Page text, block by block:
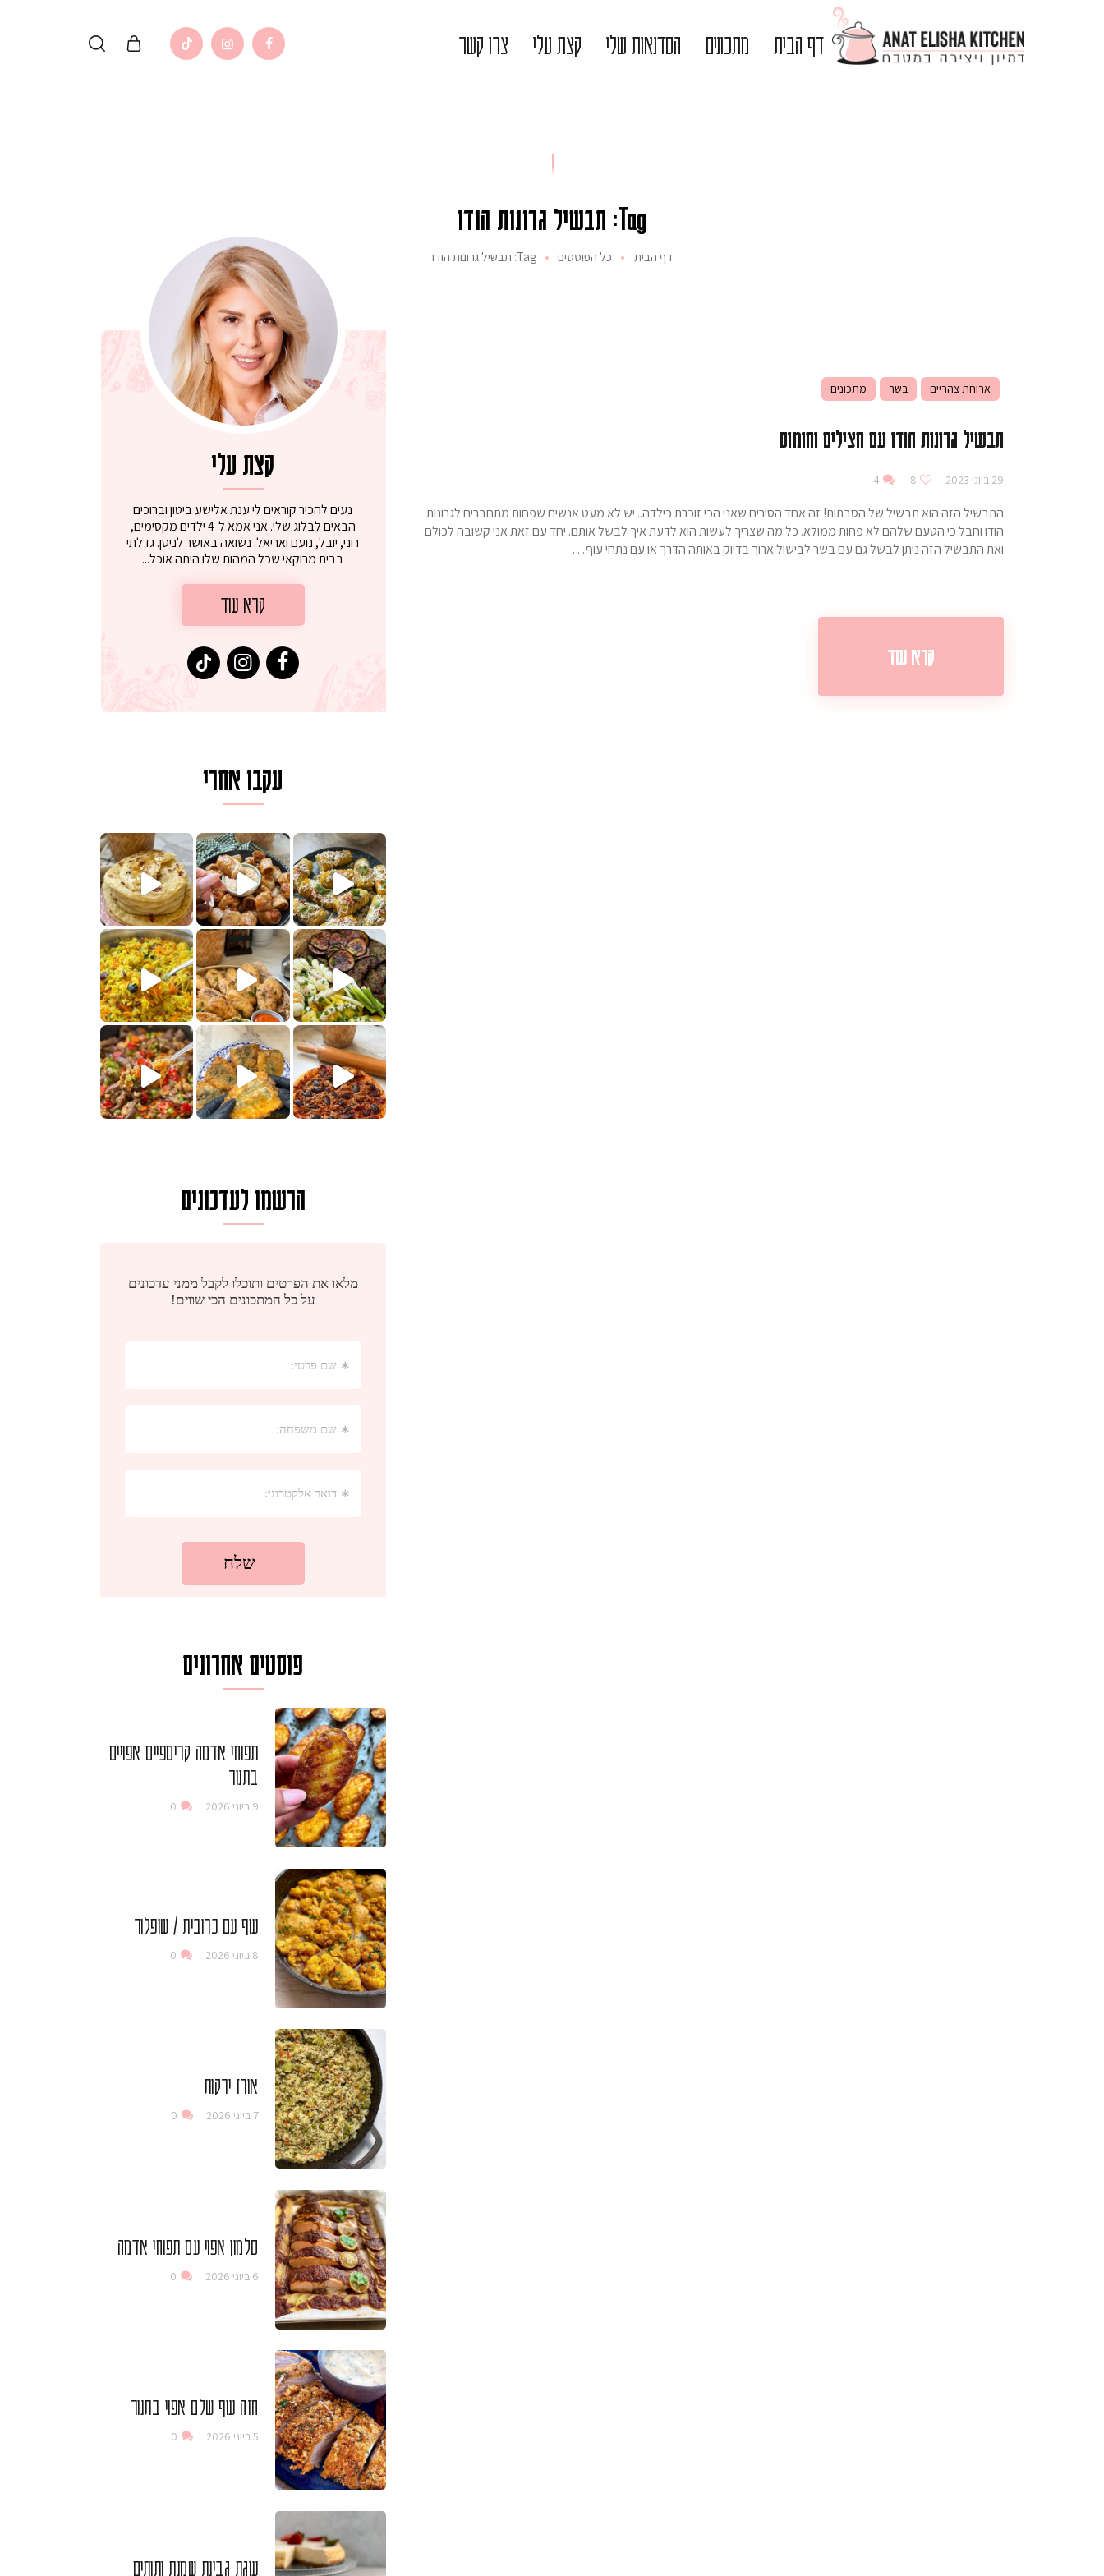
דף הבית מתכונים הסדנאות שלי קצת עלי צרו קשר
Tag: תבשיל גרונות הודו
דף הבית כל הפוסטים Tag: תבשיל גרונות הודו
ארוחת צהריים בשר מתכונים
תבשיל גרונות הודו עם חצילים וחומוס
29 ביוני 2023 8
4
התבשיל הזה הוא תבשיל של הסבתות! זה אחד הסירים שאני הכי זוכרת כילדה.. יש לא מעט אנשים שפחות מתחברים לגרונות
הודו וחבל כי הטעם שלהם לא פחות ממולא. כל מה שצריך לעשות הוא לדעת איך לבשל אותם. יחד עם זאת אני קשובה לכולם
ואת התבשיל הזה ניתן לבשל גם עם בשר לבישול ארוך בדיוק באותה הדרך או עם נתחי עוף…
קרא עוד
קצת עלי
נעים להכיר קוראים לי ענת אלישע ביטון וברוכים
הבאים לבלוג שלי. אני אמא ל-4 ילדים מקסימים,
רוני, יובל, נועם ואריאל. נשואה באושר לניסן. גדלתי
בבית מרוקאי שכל המהות שלו היתה אוכל...
קרא עוד
עקבו אחרי
קלחי תירס צרובים על מחבת עם גבינה בולגרית מעודנת מ
נשנושי פרגיות קריספיים ממכרים שמכינים בכמה דקות עב
לחם מחבת שהוא שילוב של מופלטה וספינז׳, רעיון מעול
אז מה בשבילכם? בפ
פסטל טוניסאי לתשעת הימים, חשבתי מה לחדש לכם ונראה
אורז יצירתי לתשעת הימים ולכבוד שבת קודשלמתכון
פיצה של תשעת הימים ולמה היא נקראת ככה? ההסבר בסרטו
מז׳ווז׳ין או בתרגום לעברית, מחותניםמתכון ראש
שייטל מוקפץ עם אורז חביתה וירקות, למתכון . המרכי
הרשמו לעדכונים
פוסטים אחרונים
תפוחי אדמה קריספיים אפויים
בתנור
9 ביוני 2026 0
עוף עם כרובית / שופלור
8 ביוני 2026 0
אורז ירקות
7 ביוני 2026 0
סלמון אפוי עם תפוחי אדמה
6 ביוני 2026 0
חזה עוף שלם אפוי בתנור
5 ביוני 2026 0
עוגת גבינת שמנת ותותים